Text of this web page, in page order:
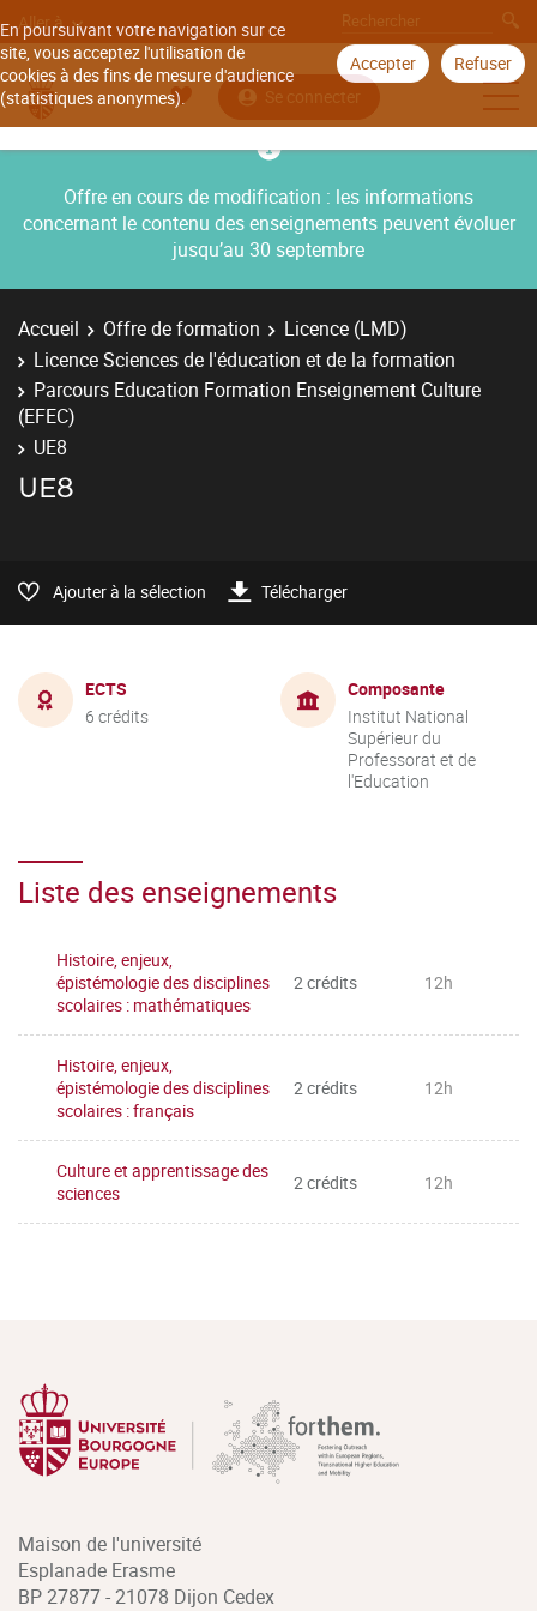
En poursuivant votre navigation sur ce
site, vous acceptez l'utilisation de
cookies à des fins de mesure d'audience
(statistiques anonymes).
Accepter Refuser
Aller à
Se connecter
Offre en cours de modification : les informations
concernant le contenu des enseignements peuvent évoluer
jusqu’au 30 septembre
Accueil Offre de formation
Licence (LMD)
Licence Sciences de l'éducation et de la formation
Parcours Education Formation Enseignement Culture
(EFEC)
UE8
UE8
Ajouter à la sélection Télécharger
ECTS
6 crédits
Composante
Institut National
Supérieur du
Professorat et de
l'Education
Liste des enseignements
Histoire, enjeux,
épistémologie des disciplines
scolaires : mathématiques
2 crédits 12h
Histoire, enjeux,
épistémologie des disciplines
scolaires : français
2 crédits 12h
Culture et apprentissage des
sciences
2 crédits 12h
Maison de l'université
Esplanade Erasme
BP 27877 - 21078 Dijon Cedex